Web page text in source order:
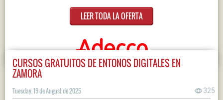
LEER TODA LA OFERTA
CURSOS GRATUITOS DE ENTONOS DIGITALES EN
ZAMORA
Tuesday, 19 de August de 2025 325